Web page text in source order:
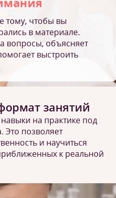
тому, чтобы вы
в материале.
вопросы, объясняет
выстроить
занятий
на практике под
Это позволяет
и научиться
к реальной